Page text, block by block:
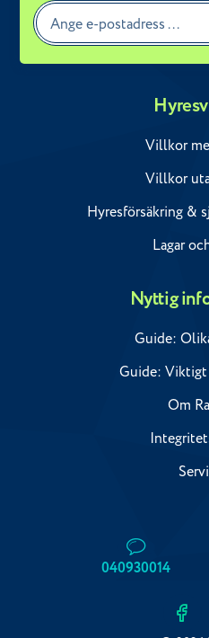
Villkor
Villkor
Hyresförsäkring &
Lagar
Nyttig
Guide:
Guide:
Om
040930014